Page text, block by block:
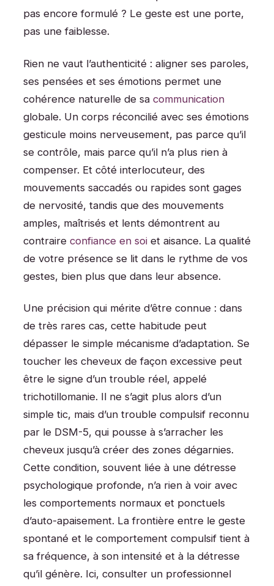
pas encore formulé ? Le geste est une porte,
pas une faiblesse.
Rien ne vaut l’authenticité : aligner ses paroles,
ses pensées et ses émotions permet une
cohérence naturelle de sa communication
globale. Un corps réconcilié avec ses émotions
gesticule moins nerveusement, pas parce qu’il
se contrôle, mais parce qu’il n’a plus rien à
compenser. Et côté interlocuteur, des
mouvements saccadés ou rapides sont gages
de nervosité, tandis que des mouvements
amples, maîtrisés et lents démontrent au
contraire confiance en soi et aisance. La qualité
de votre présence se lit dans le rythme de vos
gestes, bien plus que dans leur absence.
Une précision qui mérite d’être connue : dans
de très rares cas, cette habitude peut
dépasser le simple mécanisme d’adaptation. Se
toucher les cheveux de façon excessive peut
être le signe d’un trouble réel, appelé
trichotillomanie. Il ne s’agit plus alors d’un
simple tic, mais d’un trouble compulsif reconnu
par le DSM-5, qui pousse à s’arracher les
cheveux jusqu’à créer des zones dégarnies.
Cette condition, souvent liée à une détresse
psychologique profonde, n’a rien à voir avec
les comportements normaux et ponctuels
d’auto-apaisement. La frontière entre le geste
spontané et le comportement compulsif tient à
sa fréquence, à son intensité et à la détresse
qu’il génère. Ici, consulter un professionnel